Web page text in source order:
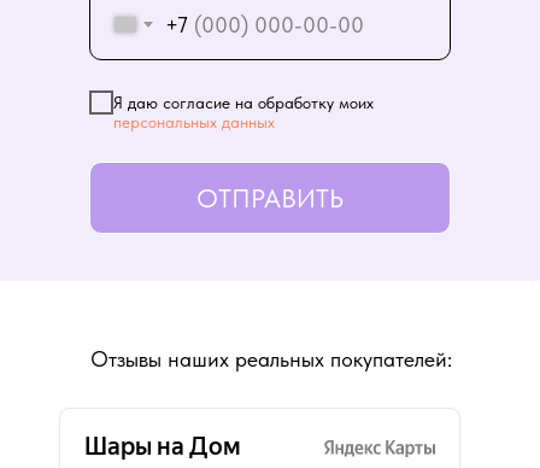
+7
Я даю согласие на обработку моих
персональных данных
ОТПРАВИТЬ
Отзывы наших реальных покупателей: